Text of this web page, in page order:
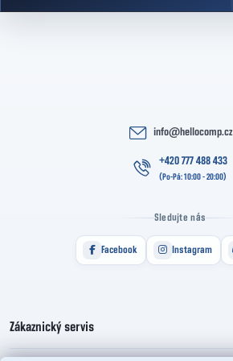
info@hellocomp.cz
+420 777 488 433
Sledujte nás
Facebook Instagram
Zákaznický servis